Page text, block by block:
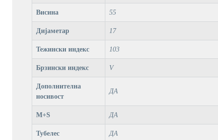
Висина 55
Дијаметар 17
Тежински индекс 103
Брзински индекс V
Дополнителна
носивост
ДА
M+S ДА
Тубелес ДА